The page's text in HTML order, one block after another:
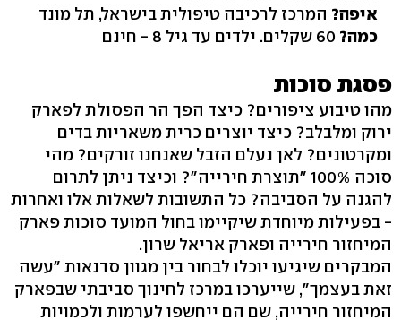
איפה? המרכז לרכיבה טיפולית בישראל, תל מונד
כמה?
פסגת סוכות
מהו טיבוע ציפורים? כיצד הפך הר הפסולת לפארק
ירוק ומלבלב? כיצד יוצרים כרית משאריות בדים
ומקרטונים? לאן נעלם הזבל שאנחנו זורקים? מהי
סוכה 100% "תוצרת חירייה"? וכיצד ניתן לתרום
להגנה על הסביבה? כל התשובות לשאלות אלו ואחרות
- בפעילות מיוחדת שיקיימו בחול המועד סוכות פארק
המיחזור חירייה ופארק אריאל שרון.
המבקרים שיגיעו יוכלו לבחור בין מגוון סדנאות "עשה
זאת בעצמך", שייערכו במרכז לחינוך סביבתי שבפארק
המיחזור חירייה, שם הם ייחשפו לערמות ולכמויות